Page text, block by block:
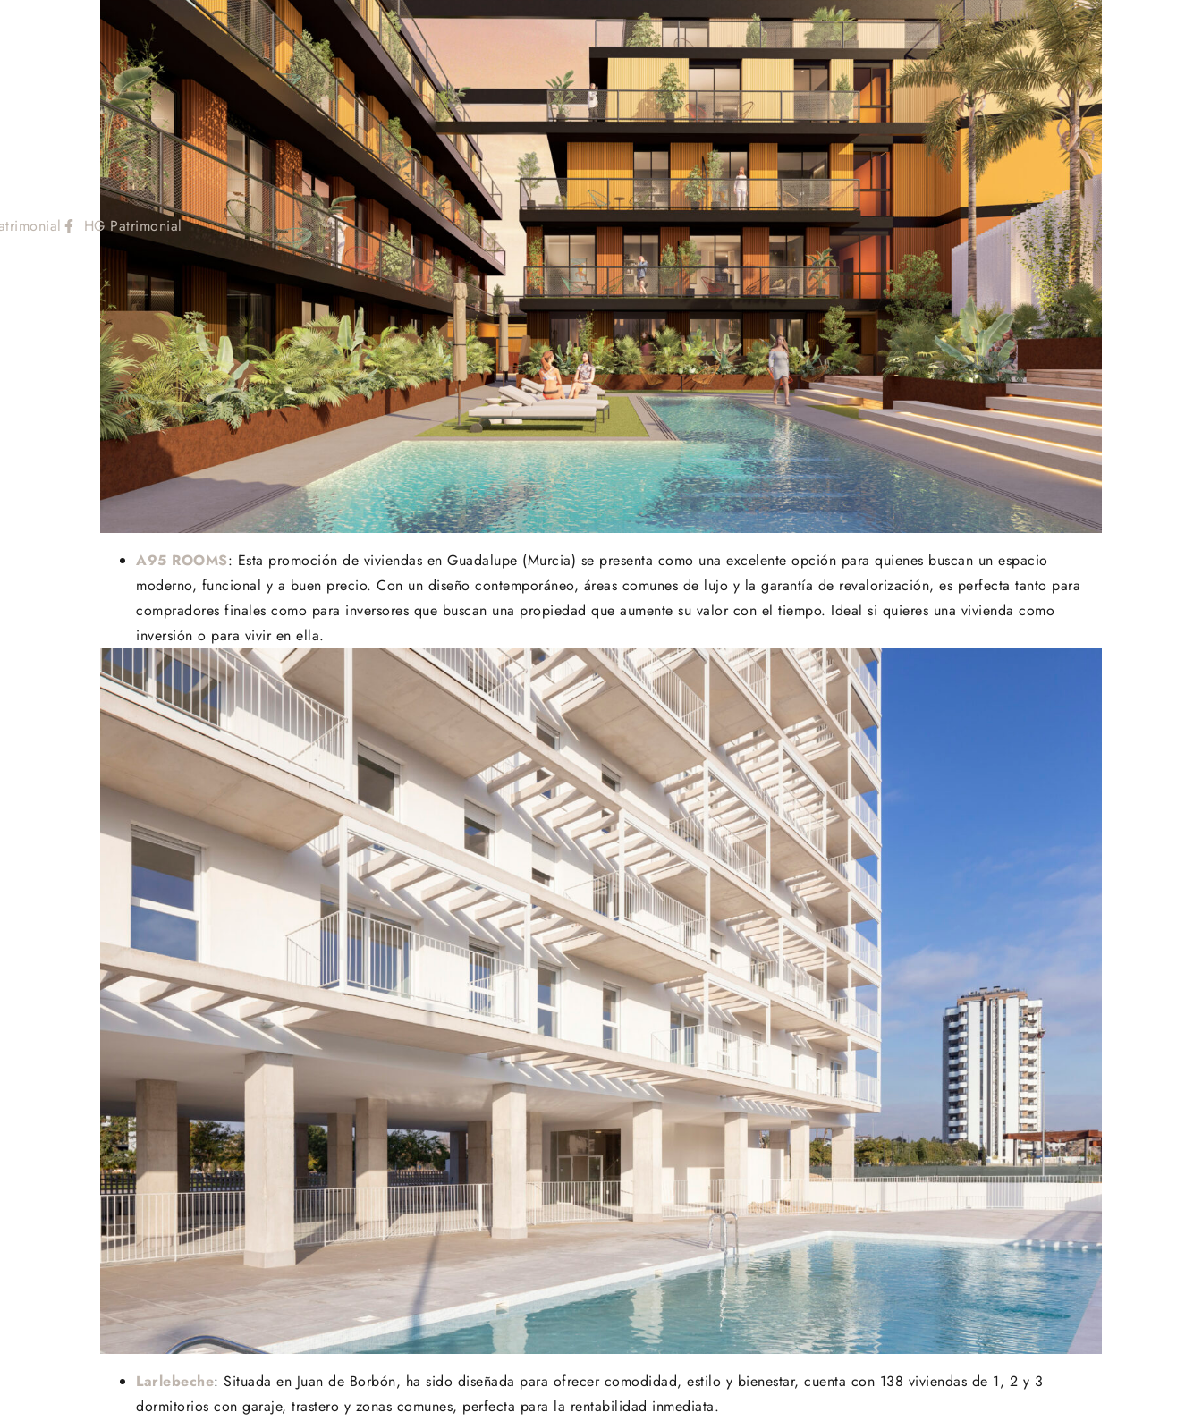
A95 ROOMS: Esta promoción de viviendas en Guadalupe (Murcia) se presenta como una excelente opción para quienes buscan un espacio
moderno, funcional y a buen precio. Con un diseño contemporáneo, áreas comunes de lujo y la garantía de revalorización, es perfecta tanto para
compradores finales como para inversores que buscan una propiedad que aumente su valor con el tiempo. Ideal si quieres una vivienda como
inversión o para vivir en ella.
Larlebeche: Situada en Juan de Borbón, ha sido diseñada para ofrecer comodidad, estilo y bienestar, cuenta con 138 viviendas de 1, 2 y 3
dormitorios con garaje, trastero y zonas comunes, perfecta para la rentabilidad inmediata.
HG Patrimonial